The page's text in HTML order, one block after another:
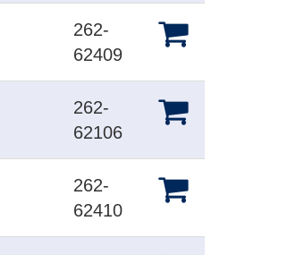
262-
62409
262-
62106
262-
62410